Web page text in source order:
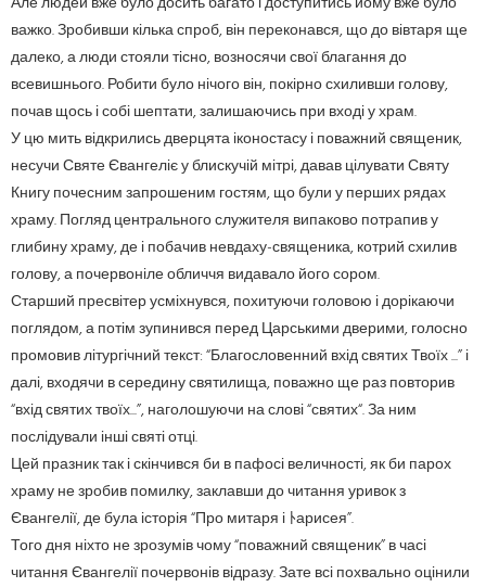
важко. Зробивши кілька спроб, він переконався, що до вівтаря ще
далеко, а люди стояли тісно, возносячи свої благання до
всевишнього. Робити було нічого він, покірно схиливши голову,
почав щось і собі шептати, залишаючись при вході у храм.
У цю мить відкрились дверцята іконостасу і поважний священик,
несучи Святе Євангеліє у блискучій мітрі, давав цілувати Святу
Книгу почесним запрошеним гостям, що були у перших рядах
храму. Погляд центрального служителя випаково потрапив у
глибину храму, де і побачив невдаху-священика, котрий схилив
голову, а почервоніле обличчя видавало його сором.
Старший пресвітер усміхнувся, похитуючи головою і дорікаючи
поглядом, а потім зупинився перед Царськими дверими, голосно
промовив літургічний текст: “Благословенний вхід святих Твоїх ...” і
далі, входячи в середину святилища, поважно ще раз повторив
“вхід святих твоїх...”, наголошуючи на слові “святих“. За ним
послідували інші святі отці.
Цей празник так і скінчився би в пафосі величності, як би парох
храму не зробив помилку, заклавши до читання уривок з
Євангелії, де була історія “Про митаря і ﾄарисея”.
Того дня ніхто не зрозумів чому “поважний священик” в часі
читання Євангелії почервонів відразу. Зате всі похвально оцінили